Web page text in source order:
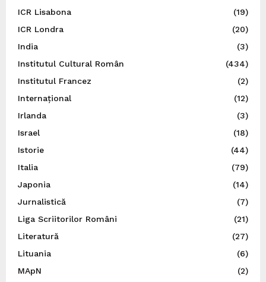
ICR Lisabona
(19)
ICR Londra
(20)
India
(3)
Institutul Cultural Român
(434)
Institutul Francez
(2)
Internațional
(12)
Irlanda
(3)
Israel
(18)
Istorie
(44)
Italia
(79)
Japonia
(14)
Jurnalistică
(7)
Liga Scriitorilor Români
(21)
Literatură
(27)
Lituania
(6)
MApN
(2)